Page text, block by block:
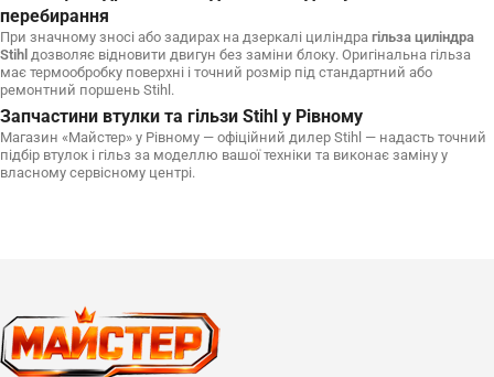
перебирання
При значному зносі або задирах на дзеркалі циліндра гільза циліндра
Stihl дозволяє відновити двигун без заміни блоку. Оригінальна гільза
має термообробку поверхні і точний розмір під стандартний або
ремонтний поршень Stihl.
Запчастини втулки та гільзи Stihl у Рівному
Магазин «Майстер» у Рівному — офіційний дилер Stihl — надасть точний
підбір втулок і гільз за моделлю вашої техніки та виконає заміну у
власному сервісному центрі.